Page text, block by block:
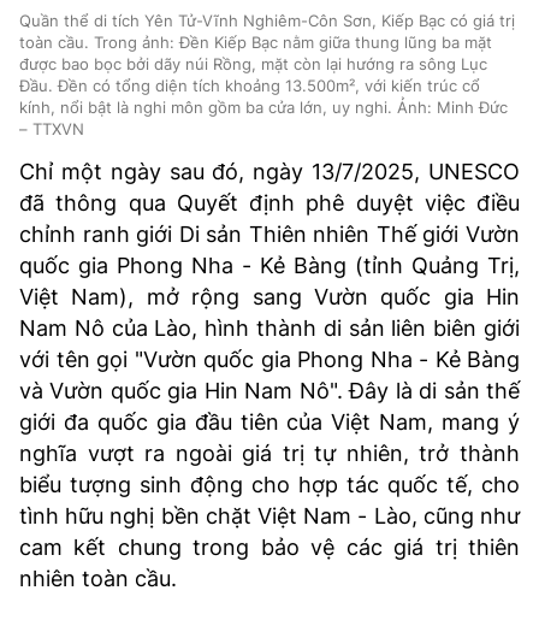
Quần thể di tích Yên Tử-Vĩnh Nghiêm-Côn Sơn, Kiếp Bạc có giá trị
toàn cầu. Trong ảnh: Đền Kiếp Bạc nằm giữa thung lũng ba mặt
được bao bọc bởi dãy núi Rồng, mặt còn lại hướng ra sông Lục
Đầu. Đền có tổng diện tích khoảng 13.500m², với kiến trúc cổ
kính, nổi bật là nghi môn gồm ba cửa lớn, uy nghi. Ảnh: Minh Đức
– TTXVN
Chỉ một ngày sau đó, ngày 13/7/2025, UNESCO
đã thông qua Quyết định phê duyệt việc điều
chỉnh ranh giới Di sản Thiên nhiên Thế giới Vườn
quốc gia Phong Nha - Kẻ Bàng (tỉnh Quảng Trị,
Việt Nam), mở rộng sang Vườn quốc gia Hin
Nam Nô của Lào, hình thành di sản liên biên giới
với tên gọi "Vườn quốc gia Phong Nha - Kẻ Bàng
và Vườn quốc gia Hin Nam Nô". Đây là di sản thế
giới đa quốc gia đầu tiên của Việt Nam, mang ý
nghĩa vượt ra ngoài giá trị tự nhiên, trở thành
biểu tượng sinh động cho hợp tác quốc tế, cho
tình hữu nghị bền chặt Việt Nam - Lào, cũng như
cam kết chung trong bảo vệ các giá trị thiên
nhiên toàn cầu.